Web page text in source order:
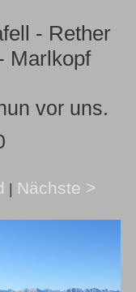
- Rether
Marlkopf
vor uns.
| Nächste >